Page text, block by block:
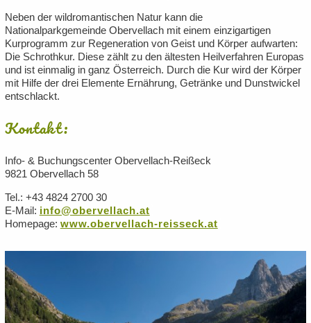
Neben der wildromantischen Natur kann die
Nationalparkgemeinde Obervellach mit einem einzigartigen
Kurprogramm zur Regeneration von Geist und Körper aufwarten:
Die Schrothkur. Diese zählt zu den ältesten Heilverfahren Europas
und ist einmalig in ganz Österreich. Durch die Kur wird der Körper
mit Hilfe der drei Elemente Ernährung, Getränke und Dunstwickel
entschlackt.
Kontakt:
Info- & Buchungscenter Obervellach-Reißeck
9821 Obervellach 58
Tel.: +43 4824 2700 30
E-Mail: info@obervellach.at
Homepage: www.obervellach-reisseck.at